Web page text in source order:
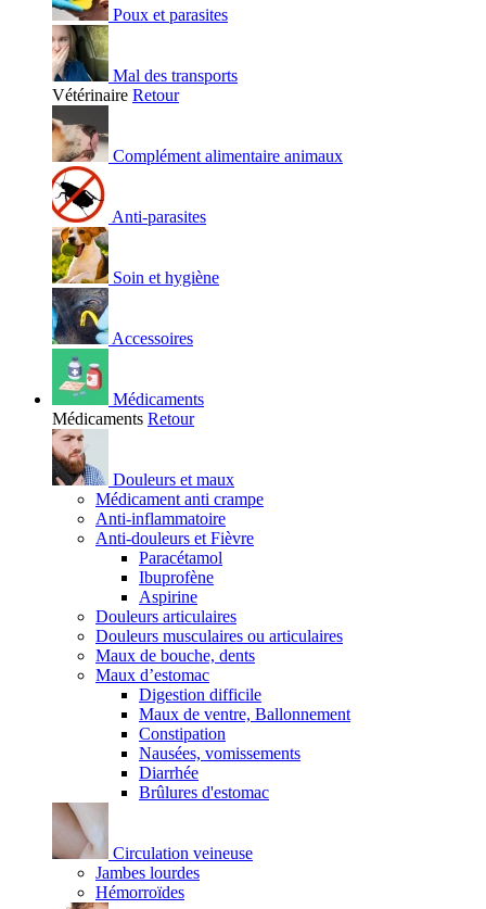
Poux et parasites
Mal des transports
Vétérinaire Retour
Complément alimentaire animaux
Anti-parasites
Soin et hygiène
Accessoires
Médicaments
Médicaments Retour
Douleurs et maux
Médicament anti crampe
Anti-inflammatoire
Anti-douleurs et Fièvre
Paracétamol
Ibuprofène
Aspirine
Douleurs articulaires
Douleurs musculaires ou articulaires
Maux de bouche, dents
Maux d’estomac
Digestion difficile
Maux de ventre, Ballonnement
Constipation
Nausées, vomissements
Diarrhée
Brûlures d'estomac
Circulation veineuse
Jambes lourdes
Hémorroïdes